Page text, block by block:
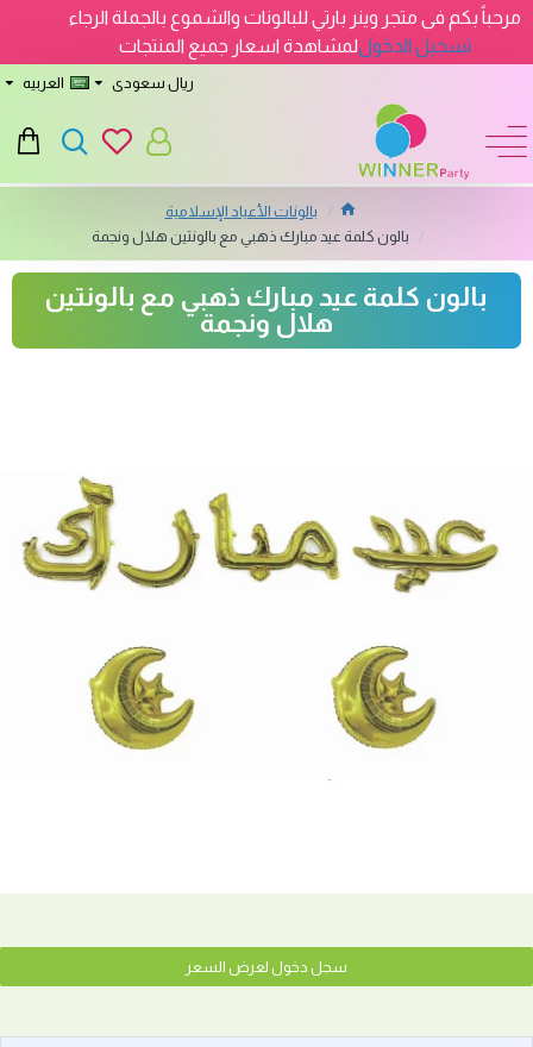
مرحباً بكم فى متجر وينر بارتي للبالونات والشموع بالجملة الرجاء
تسجيل الدخوللمشاهدة اسعار جميع المنتجات
ريال سعودى العربيه
بالونات الأعياد الإسلامية
بالون كلمة عيد مبارك ذهبي مع بالونتين هلال ونجمة
بالون كلمة عيد مبارك ذهبي مع بالونتين
هلال ونجمة
سجل دخول لعرض السعر